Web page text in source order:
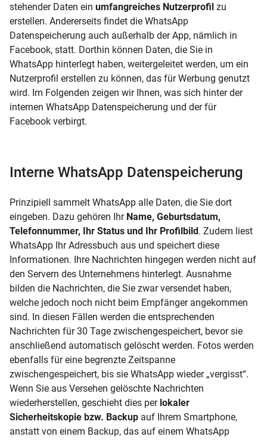
stehender Daten ein umfangreiches Nutzerprofil zu
erstellen. Andererseits findet die WhatsApp
Datenspeicherung auch außerhalb der App, nämlich in
Facebook, statt. Dorthin können Daten, die Sie in
WhatsApp hinterlegt haben, weitergeleitet werden, um ein
Nutzerprofil erstellen zu können, das für Werbung genutzt
wird. Im Folgenden zeigen wir Ihnen, was sich hinter der
internen WhatsApp Datenspeicherung und der für
Facebook verbirgt.
Interne WhatsApp Datenspeicherung
Prinzipiell sammelt WhatsApp alle Daten, die Sie dort
eingeben. Dazu gehören Ihr Name, Geburtsdatum,
Telefonnummer, Ihr Status und Ihr Profilbild. Zudem liest
WhatsApp Ihr Adressbuch aus und speichert diese
Informationen. Ihre Nachrichten hingegen werden nicht auf
den Servern des Unternehmens hinterlegt. Ausnahme
bilden die Nachrichten, die Sie zwar versendet haben,
welche jedoch noch nicht beim Empfänger angekommen
sind. In diesen Fällen werden die entsprechenden
Nachrichten für 30 Tage zwischengespeichert, bevor sie
anschließend automatisch gelöscht werden. Fotos werden
ebenfalls für eine begrenzte Zeitspanne
zwischengespeichert, bis sie WhatsApp wieder „vergisst“.
Wenn Sie aus Versehen gelöschte Nachrichten
wiederherstellen, geschieht dies per lokaler
Sicherheitskopie bzw. Backup auf Ihrem Smartphone,
anstatt von einem Backup, das auf einem WhatsApp